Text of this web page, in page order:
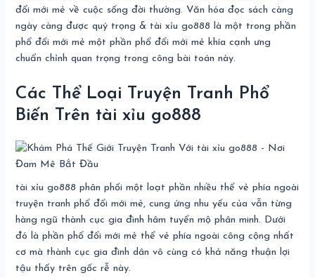
đổi mới mẻ về cuộc sống đời thường. Văn hóa đọc sách càng
ngày càng được quý trọng & tài xỉu go888 là một trong phần
phổ đổi mới mẻ một phần phổ đổi mới mẻ khía cạnh ưng
chuẩn chỉnh quan trọng trong công bài toán này.
Các Thể Loại Truyện Tranh Phổ
Biến Trên tài xỉu go888
tài xỉu go888 phân phối một loạt phần nhiều thể vẻ phía ngoài
truyện tranh phổ đổi mới mẻ, cung ứng nhu yếu của vẫn từng
hàng ngũ thành cục gia đình hâm tuyển mộ phân minh. Dưới
đó là phần phổ đổi mới mẻ thể vẻ phía ngoài công cộng nhất
cơ mà thành cục gia đình dân vô cùng có khả năng thuận lợi
tậu thấy trên gốc rễ này.